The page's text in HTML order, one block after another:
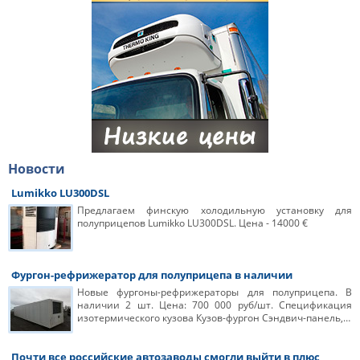
Новости
Lumikko LU300DSL
Предлагаем финскую холодильную установку для
полуприцепов Lumikko LU300DSL. Цена - 14000 €
Фургон-рефрижератор для полуприцепа в наличии
Новые фургоны-рефрижераторы для полуприцепа. В
наличии 2 шт. Цена: 700 000 руб/шт. Спецификация
изотермического кузова Кузов-фургон Сэндвич-панель,…
Почти все российские автозаводы смогли выйти в плюс